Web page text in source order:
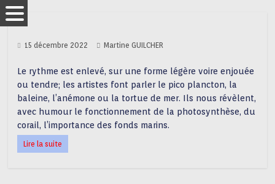
15 décembre 2022 Martine GUILCHER
Le rythme est enlevé, sur une forme légère voire enjouée
ou tendre; les artistes font parler le pico plancton, la
baleine, l’anémone ou la tortue de mer. Ils nous révèlent,
avec humour le fonctionnement de la photosynthèse, du
corail, l’importance des fonds marins.
Lire la suite